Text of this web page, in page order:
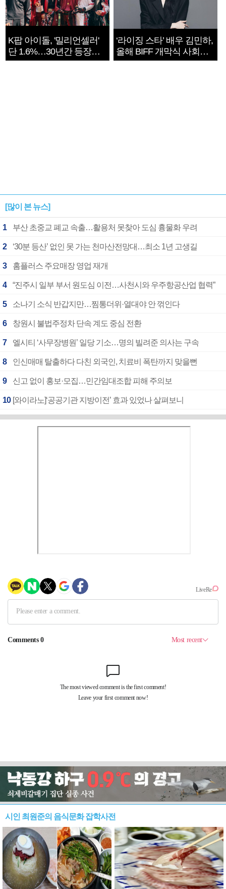
K팝 아이돌, '밀리언셀러'
단 1.6%…30년간 등장
1182개팀 전수조사
‘라이징 스타’ 배우 김민하,
올해 BIFF 개막식 사회자
확정
[많이 본 뉴스]
1 부산 초중교 폐교 속출…활용처 못찾아 도심 흉물화 우려
2 ‘30분 등산’ 없인 못 가는 천마산전망대…최소 1년 고생길
3 홈플러스 주요매장 영업 재개
4 “진주시 일부 부서 원도심 이전…사천시와 우주항공산업 협력”
5 소나기 소식 반갑지만…찜통더위·열대야 안 꺾인다
6 창원시 불법주정차 단속 계도 중심 전환
7 엘시티 ‘사무장병원’ 일당 기소…명의 빌려준 의사는 구속
8 인신매매 탈출하다 다친 외국인, 치료비 폭탄까지 맞을뻔
9 신고 없이 홍보·모집…민간임대조합 피해 주의보
10 [와이라노]‘공공기관 지방이전’ 효과 있었나 살펴보니
시인 최원준의 음식문화 잡학사전